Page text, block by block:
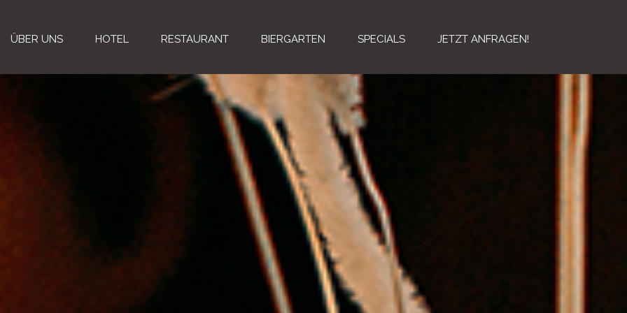
ÜBER UNS HOTEL RESTAURANT BIERGARTEN SPECIALS JETZT ANFRAGEN!